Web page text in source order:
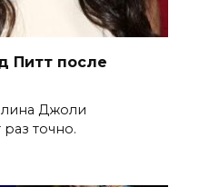
Питт после
Джоли
раз точно.